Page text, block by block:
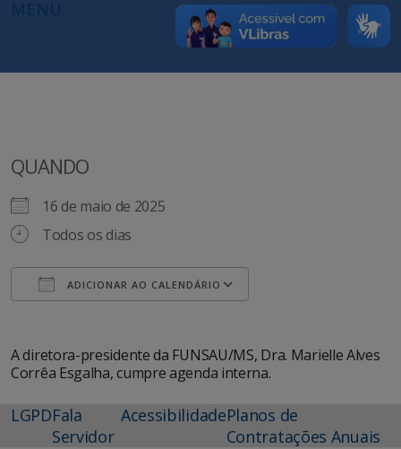
QUANDO
16 de maio de 2025
Todos os dias
ADICIONAR AO CALENDÁRIO
A diretora-presidente da FUNSAU/MS, Dra. Marielle Alves
Corrêa Esgalha, cumpre agenda interna.
LGPDFala
Servidor
AcessibilidadePlanos de
Contratações Anuais